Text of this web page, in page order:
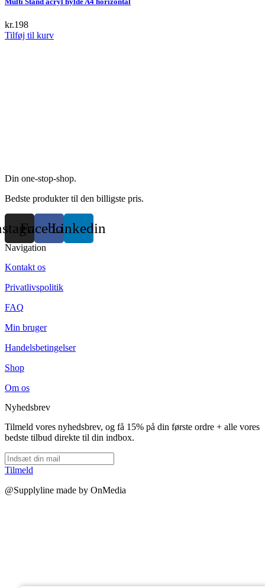
on
kr.198
Tilføj til kurv
Din one-stop-shop.
Bedste produkter til den billigste pris.
FacebookLinkedin
Navigation
Kontakt os
Privatlivspolitik
FAQ
Min bruger
Handelsbetingelser
Shop
Om os
Nyhedsbrev
Tilmeld vores nyhedsbrev, og få 15% på din første ordre + alle vores
bedste tilbud direkte til din indbox.
Tilmeld
@Supplyline made by OnMedia